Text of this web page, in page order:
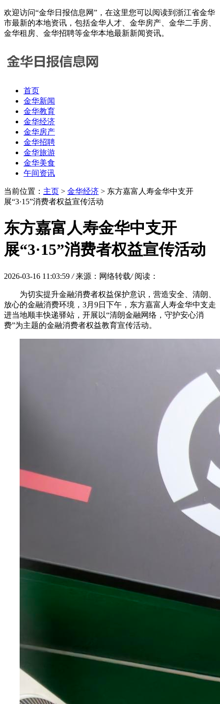
欢迎访问“金华日报信息网”，在这里您可以阅读到浙江省金华
市最新的本地资讯，包括金华人才、金华房产、金华二手房、
金华租房、金华招聘等金华本地最新新闻资讯。
首页
金华新闻
金华教育
金华经济
金华房产
金华招聘
金华旅游
金华美食
午间资讯
当前位置： 主页 > 金华经济 > 东方嘉富人寿金华中支开
展“3·15”消费者权益宣传活动
东方嘉富人寿金华中支开
展“3·15”消费者权益宣传活动
2026-03-16 11:03:59 / 来源：网络转载/ 阅读：
为切实提升金融消费者权益保护意识，营造安全、清朗、
放心的金融消费环境，3月9日下午，东方嘉富人寿金华中支走
进当地顺丰快递驿站，开展以“清朗金融网络，守护安心消
费”为主题的金融消费者权益教育宣传活动。